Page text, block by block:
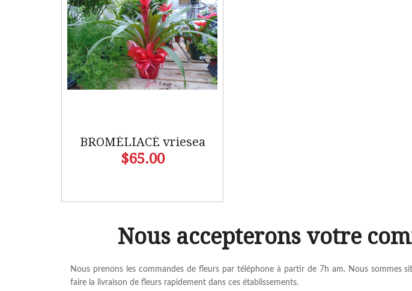
BROMÉLIACÉ vriesea
$65.00
Nous accepterons votre
Nous prenons les commandes de fleurs par téléphone à partir de 7h am. Nous sommes
faire la livraison de fleurs rapidement dans ces établissements.